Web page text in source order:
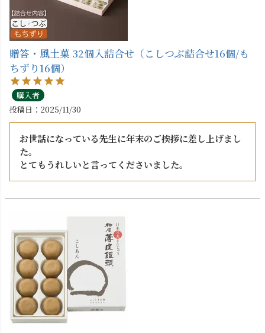
贈答・風土菓 32個入詰合せ（こしつぶ詰合せ16個/も
ちずり16個）
購入者
投稿日
2025/11/30
お世話になっている先生に年末のご挨拶に差し上げまし
た。
とてもうれしいと言ってくださいました。